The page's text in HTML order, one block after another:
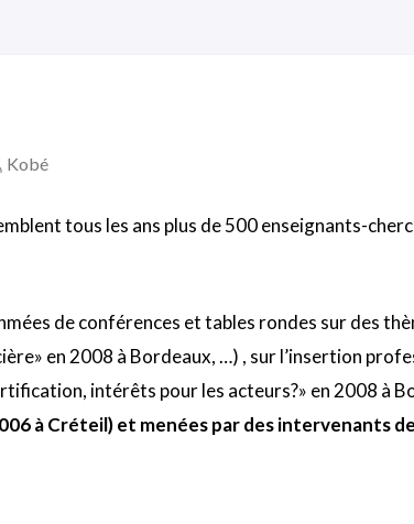
Kobé
tous les ans plus de 500 enseignants-
de conférences et tables rondes sur des
en 2008 à Bordeaux, …) , sur l’insertion
intérêts pour les acteurs?» en 2008 à
à Créteil) et menées par des intervenants